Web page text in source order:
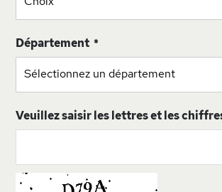
Département
Veuillez saisir les lettres et les